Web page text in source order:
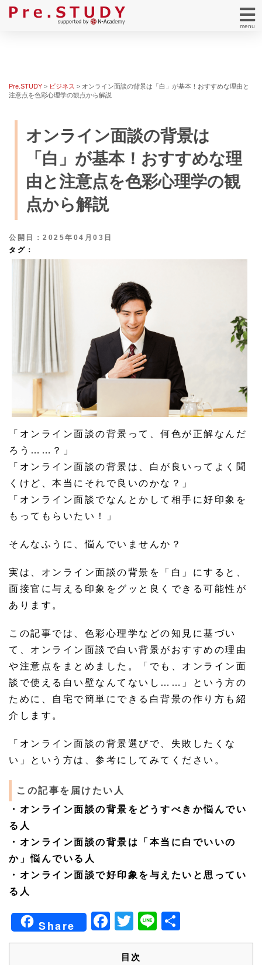
menu
Pre.STUDY > ビジネス > オンライン面談の背景は「白」が基本！おすすめな理由と
注意点を色彩心理学の観点から解説
オンライン面談の背景は
「白」が基本！おすすめな理
由と注意点を色彩心理学の観
点から解説
公開日：2025年04月03日
タグ：
「オンライン面談の背景って、何色が正解なんだ
ろう……？」
「オンライン面談の背景は、白が良いってよく聞
くけど、本当にそれで良いのかな？」
「オンライン面談でなんとかして相手に好印象を
もってもらいたい！」
そんなふうに、悩んでいませんか？
実は、オンライン面談の背景を「白」にすると、
面接官に与える印象をグッと良くできる可能性が
あります。
この記事では、色彩心理学などの知見に基づい
て、オンライン面談で白い背景がおすすめの理由
や注意点をまとめました。「でも、オンライン面
談で使える白い壁なんてないし……」という方の
ために、自宅で簡単にできる白背景の作り方も紹
介します。
「オンライン面談の背景選びで、失敗したくな
い」という方は、参考にしてみてください。
この記事を届けたい人
・オンライン面談の背景をどうすべきか悩んでい
る人
・オンライン面談の背景は「本当に白でいいの
か」悩んでいる人
・オンライン面談で好印象を与えたいと思ってい
る人
Share Facebook
Twitter
Line
共
有
目次